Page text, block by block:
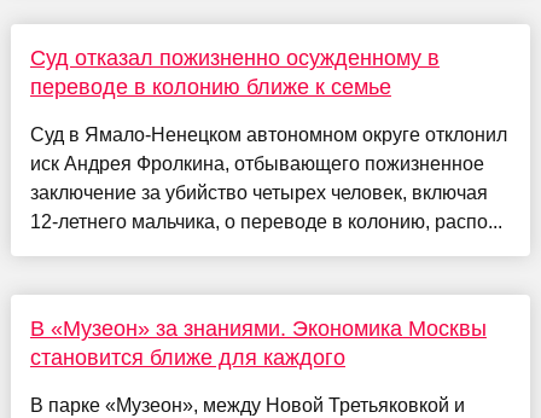
Суд отказал пожизненно осужденному в
переводе в колонию ближе к семье
Суд в Ямало-Ненецком автономном округе отклонил
иск Андрея Фролкина, отбывающего пожизненное
заключение за убийство четырех человек, включая
12-летнего мальчика, о переводе в колонию, распо...
В «Музеон» за знаниями. Экономика Москвы
становится ближе для каждого
В парке «Музеон», между Новой Третьяковкой и